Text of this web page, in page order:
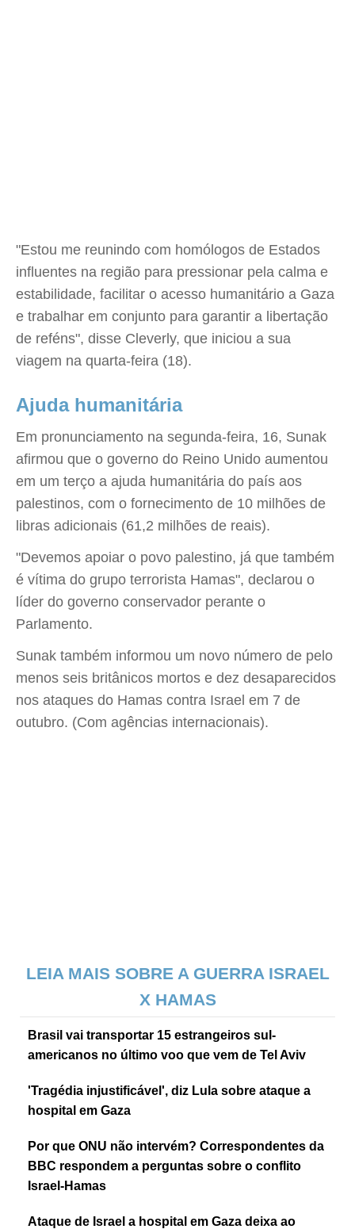
"Estou me reunindo com homólogos de Estados
influentes na região para pressionar pela calma e
estabilidade, facilitar o acesso humanitário a Gaza
e trabalhar em conjunto para garantir a libertação
de reféns", disse Cleverly, que iniciou a sua
viagem na quarta-feira (18).
Ajuda humanitária
Em pronunciamento na segunda-feira, 16, Sunak
afirmou que o governo do Reino Unido aumentou
em um terço a ajuda humanitária do país aos
palestinos, com o fornecimento de 10 milhões de
libras adicionais (61,2 milhões de reais).
"Devemos apoiar o povo palestino, já que também
é vítima do grupo terrorista Hamas", declarou o
líder do governo conservador perante o
Parlamento.
Sunak também informou um novo número de pelo
menos seis britânicos mortos e dez desaparecidos
nos ataques do Hamas contra Israel em 7 de
outubro. (Com agências internacionais).
LEIA MAIS SOBRE A GUERRA ISRAEL
X HAMAS
Brasil vai transportar 15 estrangeiros sul-
americanos no último voo que vem de Tel Aviv
'Tragédia injustificável', diz Lula sobre ataque a
hospital em Gaza
Por que ONU não intervém? Correspondentes da
BBC respondem a perguntas sobre o conflito
Israel-Hamas
Ataque de Israel a hospital em Gaza deixa ao